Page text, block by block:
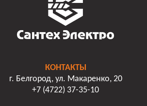
КОНТАКТЫ
г. Белгород, ул. Макаренко, 20
+7 (4722) 37-35-10